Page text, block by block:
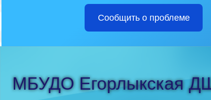
Сообщить о проблеме
МБУДО Егорлыкская